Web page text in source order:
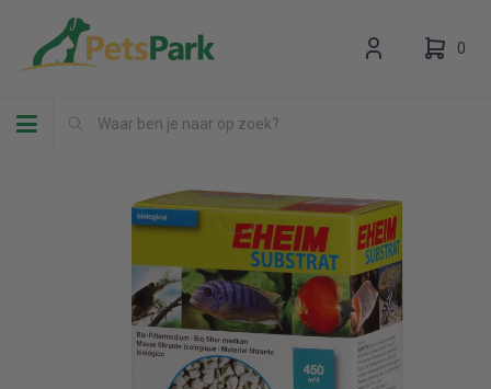
Toggle navigation
0
Uw winkelwagen is leeg.
Vul hem met producten.